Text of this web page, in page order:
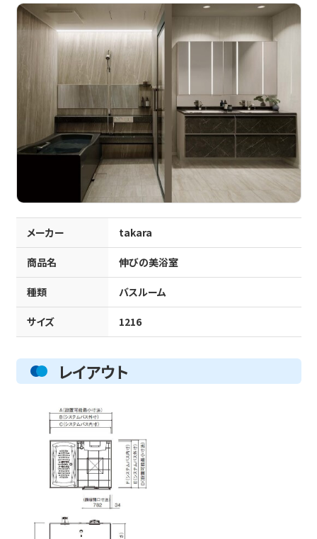
メーカー takara
商品名 伸びの美浴室
種類 バスルーム
サイズ 1216
レイアウト